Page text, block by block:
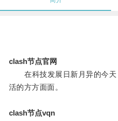
clash节点官网
在科技发展日新月异的今天
活的方方面面。
clash节点vqn